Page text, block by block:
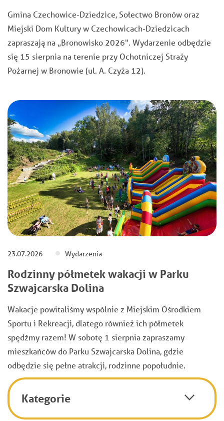
Gmina Czechowice-Dziedzice, Sołectwo Bronów oraz
Miejski Dom Kultury w Czechowicach-Dziedzicach
zapraszają na „Bronowisko 2026". Wydarzenie odbędzie
się 15 sierpnia na terenie przy Ochotniczej Straży
Pożarnej w Bronowie (ul. A. Czyża 12).
23.07.2026 Wydarzenia
Rodzinny półmetek wakacji w Parku
Szwajcarska Dolina
Wakacje powitaliśmy wspólnie z Miejskim Ośrodkiem
Sportu i Rekreacji, dlatego również ich półmetek
spędźmy razem! W sobotę 1 sierpnia zapraszamy
mieszkańców do Parku Szwajcarska Dolina, gdzie
odbędzie się pełne atrakcji, rodzinne popołudnie.
Kategorie